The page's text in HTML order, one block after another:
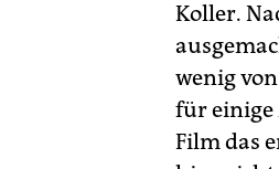
Koller.
wenig
für
Film das